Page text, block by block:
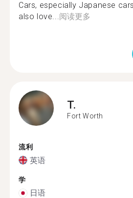
Cars, especially Japanese
also love...阅读更多
T.
Fort Worth
流利
英语
学
日语